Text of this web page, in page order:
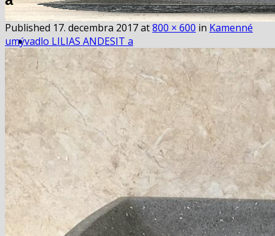
Domov
košík
pokladňa
Blog
Hľadať:
Hľadať:
Published 17. decembra 2017at800 × 600 in Kamenné
umývadlo LILIAS ANDESIT a